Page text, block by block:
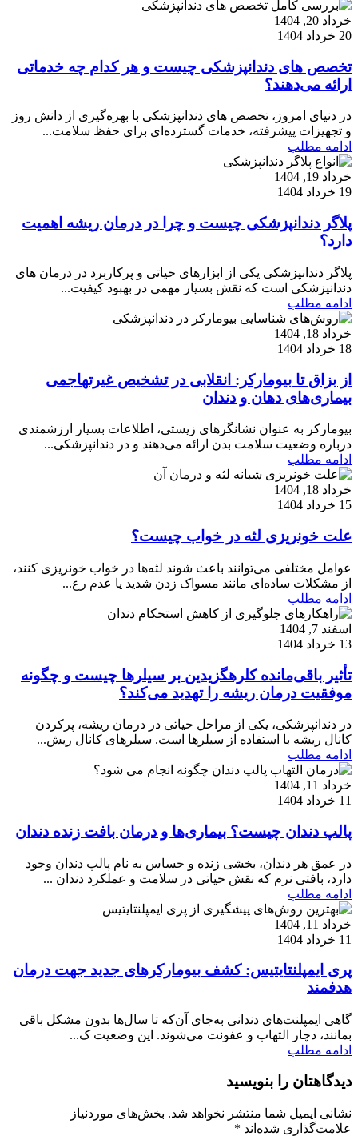
خرداد 20, 1404
20 خرداد 1404
تخصص های دندانپزشکی چیست و هر کدام چه خدماتی
ارائه می‌دهند؟
در دنیای امروز، تخصص های دندانپزشکی با بهره‌گیری از دانش روز
و تجهیزات پیشرفته، خدمات گسترده‌ای برای حفظ سلامت...
ادامه مطلب
خرداد 19, 1404
19 خرداد 1404
پلاگر دندانپزشکی چیست و چرا در درمان ریشه اهمیت
دارد؟
پلاگر دندانپزشکی یکی از ابزارهای حیاتی و پرکاربرد در درمان های
دندانپزشکی است که نقش بسیار مهمی در بهبود کیفیت...
ادامه مطلب
خرداد 18, 1404
18 خرداد 1404
از بزاق تا بیومارکر: انقلابی در تشخیص غیرتهاجمی
بیماری‌های دهان و دندان
بیومارکر به عنوان نشانگرهای زیستی، اطلاعات بسیار ارزشمندی
درباره وضعیت سلامت بدن ارائه می‌دهند و در دندانپزشکی...
ادامه مطلب
خرداد 18, 1404
15 خرداد 1404
علت خونریزی لثه در خواب چیست؟
عوامل مختلفی می‌توانند باعث شوند لثه‌ها در خواب خونریزی کنند،
از مشکلات ساده‌ای مانند مسواک زدن شدید یا عدم رع...
ادامه مطلب
اسفند 7, 1404
13 خرداد 1404
تأثیر باقی‌مانده کلرهگزیدین بر سیلرها چیست و چگونه
موفقیت درمان ریشه را تهدید می‌کند؟
در دندانپزشکی، یکی از مراحل حیاتی در درمان ریشه، پرکردن
کانال ریشه با استفاده از سیلرها است. سیلرهای کانال ریش...
ادامه مطلب
خرداد 11, 1404
11 خرداد 1404
پالپ دندان چیست؟ بیماری‌ها و درمان بافت زنده دندان
در عمق هر دندان، بخشی زنده و حساس به نام پالپ دندان وجود
دارد، بافتی نرم که نقش حیاتی در سلامت و عملکرد دندان ...
ادامه مطلب
خرداد 11, 1404
11 خرداد 1404
پری ایمپلنتایتیس: کشف بیومارکرهای جدید جهت درمان‌
هدفمند
گاهی ایمپلنت‌های دندانی به‌جای آن‌که تا سال‌ها بدون مشکل باقی
بمانند، دچار التهاب و عفونت می‌شوند. این وضعیت ک...
ادامه مطلب
دیدگاهتان را بنویسید
نشانی ایمیل شما منتشر نخواهد شد. بخش‌های موردنیاز
علامت‌گذاری شده‌اند *